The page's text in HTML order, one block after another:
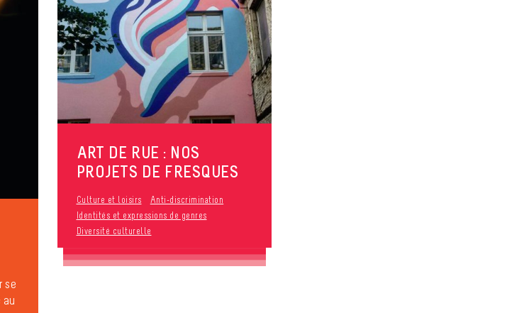
se
ART DE RUE : NOS
PROJETS DE FRESQUES
Culture et loisirs
Anti-discrimination
Identités et expressions de genres
Diversité culturelle